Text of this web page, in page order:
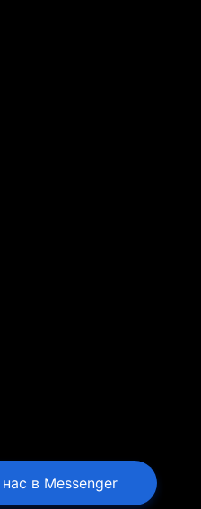
в Messenger